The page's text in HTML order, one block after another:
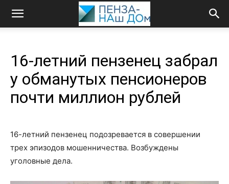
16-летний пензенец забрал
у обманутых пенсионеров
почти миллион рублей
16-летний пензенец подозревается в совершении
трех эпизодов мошенничества. Возбуждены
уголовные дела.